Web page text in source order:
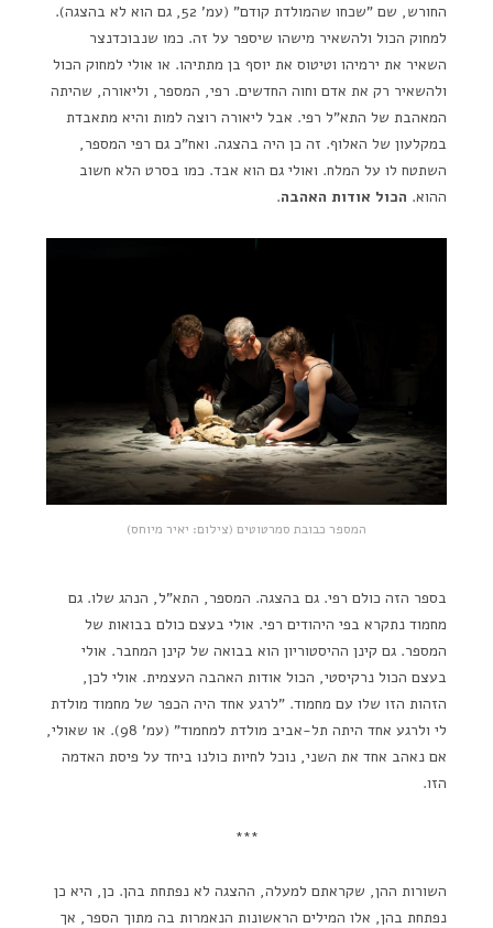
החורש, שם "שכחו שהמולדת קודם" (עמ' 52, גם הוא לא בהצגה).
למחוק הכול ולהשאיר מישהו שיספר על זה. כמו שנבוכדנצר
השאיר את ירמיהו וטיטוס את יוסף בן מתתיהו. או אולי למחוק הכול
ולהשאיר רק את אדם וחוה החדשים. רפי, המספר, וליאורה, שהיתה
המאהבת של התא"ל רפי. אבל ליאורה רוצה למות והיא מתאבדת
במקלעון של האלוף. זה כן היה בהצגה. ואח"כ גם רפי המספר,
השתטח לו על המלח. ואולי גם הוא אבד. כמו בסרט הלא חשוב
ההוא. הכול אודות האהבה.
המספר כבובת סמרטוטים (צילום: יאיר מיוחס)
בספר הזה כולם רפי. גם בהצגה. המספר, התא"ל, הנהג שלו. גם
מחמוד נתקרא בפי היהודים רפי. אולי בעצם כולם בבואות של
המספר. גם קינן ההיסטוריון הוא בבואה של קינן המחבר. אולי
בעצם הכול נרקיסטי, הכול אודות האהבה העצמית. אולי לכן,
הזהות הזו שלו עם מחמוד. "לרגע אחד היה הכפר של מחמוד מולדת
לי ולרגע אחד היתה תל-אביב מולדת למחמוד" (עמ' 98). או שאולי,
אם נאהב אחד את השני, נוכל לחיות כולנו ביחד על פיסת האדמה
הזו.
***
השורות ההן, שקראתם למעלה, ההצגה לא נפתחת בהן. כן, היא כן
נפתחת בהן, אלו המילים הראשונות הנאמרות בה מתוך הספר, אך